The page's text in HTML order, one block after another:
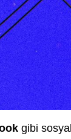
gibi